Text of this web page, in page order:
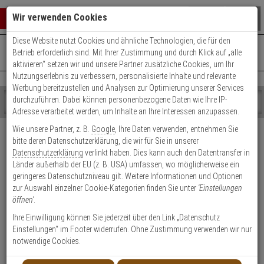
Warenkorb schließen
0 ARTIKEL IM WARENKORB
Ihr Warenkorb ist momentan leer.
Ergebnisse ()
Fertig
Shop
durchsuchen
geben
Sie
mindestens
Zeichen
ein,
um
Suche
wurde
noch
Kategorien
Suche
gestartet
+49 (0)821 899 493-0Mo. - Do.: 8:00 - 16:30 | Fr.: 8:00 - 14:00 Uhr
Kontaktservice nutzen
Versand & Lieferung
Bitte wählen Sie Ihr Lieferland.
Welche Lieferoptionen kann ich nach der Bestellung
auswählen?
Wir verwenden Cookies
Diese Website nutzt Cookies und ähnliche Technologien, die für den
Betrieb erforderlich sind. Mit Ihrer Zustimmung und durch Klick auf „alle
aktivieren“ setzen wir und unsere Partner zusätzliche Cookies, um Ihr
Nutzungserlebnis zu verbessern, personalisierte Inhalte und relevante
Werbung bereitzustellen und Analysen zur Optimierung unserer Services
durchzuführen. Dabei können personenbezogene Daten wie Ihre IP-
Adresse verarbeitet werden, um Inhalte an Ihre Interessen anzupassen.
Wie unsere Partner, z. B. Google , Ihre Daten verwenden, entnehmen Sie
bitte deren Datenschutzerklärung, die wir für Sie in unserer
Datenschutzerklärung verlinkt haben. Dies kann auch den Datentransfer in
Länder außerhalb der EU (z. B. USA) umfassen, wo möglicherweise ein
geringeres Datenschutzniveau gilt. Weitere Informationen und Optionen
zur Auswahl einzelner Cookie-Kategorien finden Sie unter 'Einstellungen
öffnen'.
Ihre Einwilligung können Sie jederzeit über den Link „Datenschutz
Einstellungen“ im Footer widerrufen. Ohne Zustimmung verwenden wir nur
notwendige Cookies.